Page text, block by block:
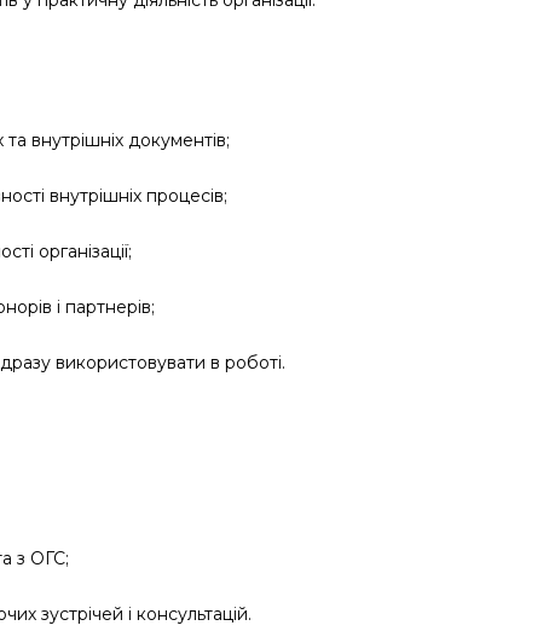
внутрішніх документів;
внутрішніх процесів;
організації;
і партнерів;
використовувати в роботі.
з ОГС;
зустрічей і консультацій.